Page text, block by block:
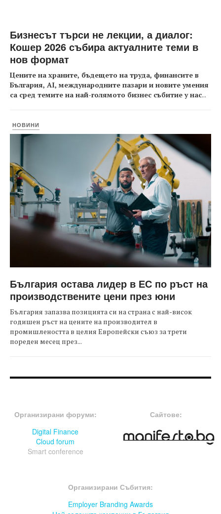
Бизнесът търси не лекции, а диалог:
Кошер 2026 събира актуалните теми в
нов формат
Цените на храните, бъдещето на труда, финансите в
България, AI, международните пазари и новите умения
са сред темите на най-голямото бизнес събитие у нас...
НОВИНИ
България остава лидер в ЕС по ръст на
производствените цени през юни
България запазва позицията си на страна с най-висок
годишен ръст на цените на производител в
промишлеността в целия Европейски съюз за трети
пореден месец през...
Организирани форуми:
Digital Finance
Cloud forum
Smart conference
Сайтове:
Организирани Събития:
Employer Branding Awards